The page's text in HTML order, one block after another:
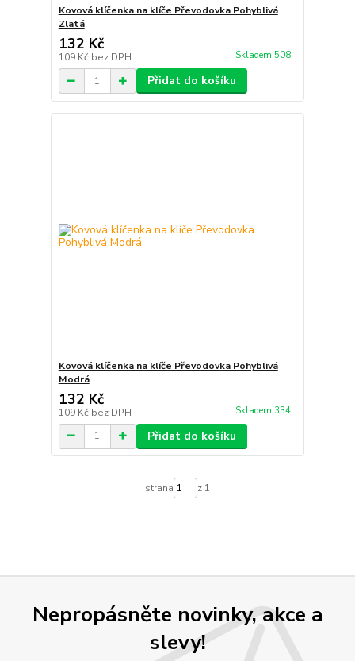
Kovová klíčenka na klíče Převodovka Pohyblivá
Zlatá
132 Kč
109 Kč bez DPH Skladem 508
Přidat do košíku
Kovová klíčenka na klíče Převodovka Pohyblivá
Modrá
132 Kč
109 Kč bez DPH Skladem 334
Přidat do košíku
strana z 1
Nepropásněte novinky, akce a
slevy!